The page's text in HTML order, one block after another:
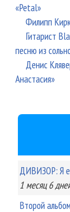
«Petal»
Филипп
Гитарист
песню из
Денис
Анастасия»
ДИВИЗОР: Я
1 месяц 6
Второй